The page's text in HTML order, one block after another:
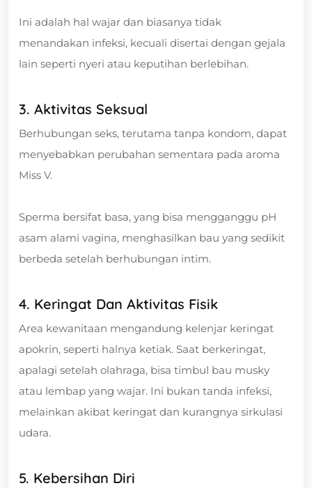
Ini adalah hal wajar dan biasanya tidak
menandakan infeksi, kecuali disertai dengan gejala
lain seperti nyeri atau keputihan berlebihan.
3. Aktivitas Seksual
Berhubungan seks, terutama tanpa kondom, dapat
menyebabkan perubahan sementara pada aroma
Miss V.
Sperma bersifat basa, yang bisa mengganggu pH
asam alami vagina, menghasilkan bau yang sedikit
berbeda setelah berhubungan intim.
4. Keringat Dan Aktivitas Fisik
Area kewanitaan mengandung kelenjar keringat
apokrin, seperti halnya ketiak. Saat berkeringat,
apalagi setelah olahraga, bisa timbul bau musky
atau lembap yang wajar. Ini bukan tanda infeksi,
melainkan akibat keringat dan kurangnya sirkulasi
udara.
5. Kebersihan Diri